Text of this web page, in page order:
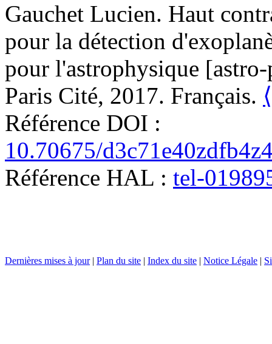
Gauchet Lucien. Haut
pour la détection
pour l'astrophysique
Paris Cité, 2017. Français.
Référence DOI :
10.70675/
Référence HAL : tel-
Dernières mises à jour| Plan du site | Index du site | Notice Légale |